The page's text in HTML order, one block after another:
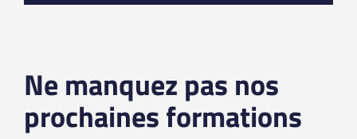
Ne manquez pas nos
prochaines formations